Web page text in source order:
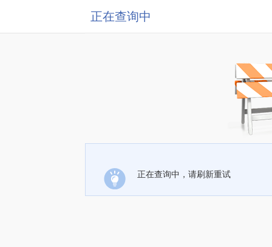
正在查询中
正在查询中，请刷新重试